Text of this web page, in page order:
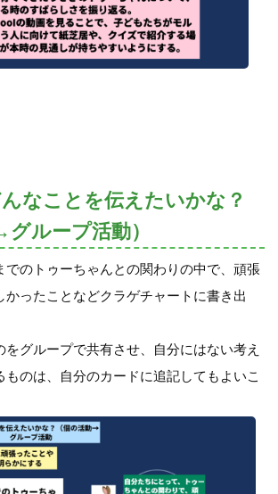
んなことを伝えたいかな？
グループ活動）
でのトゥーちゃんとの関わりの中で、頑張
かったことなどクラゲチャートに書き出
をグループで共有させ、自分にはない考え
ものは、自分のカードに追記してもよいこ